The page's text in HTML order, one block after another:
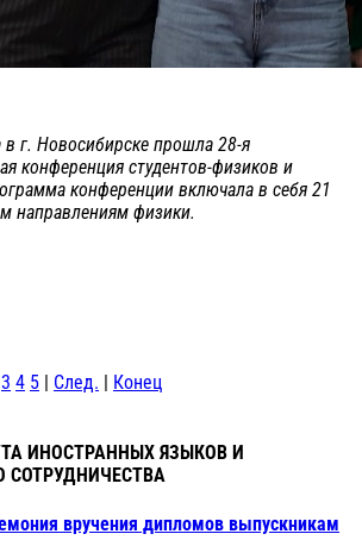
в г. Новосибирске прошла 28-я
конференция студентов-физиков и
конференции включала в себя 21
направлениям физики.
3 4 5 | След. | Конец
ИНОСТРАННЫХ ЯЗЫКОВ И
вручения дипломов выпускникам